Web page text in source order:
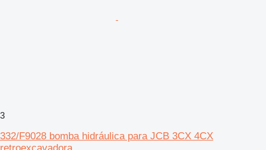
3
332/F9028 bomba hidráulica para JCB 3CX 4CX
retroexcavadora